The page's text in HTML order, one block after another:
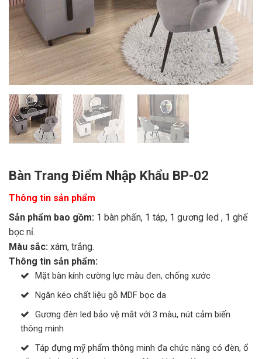
Bàn Trang Điểm Nhập Khẩu BP-02
Thông tin sản phẩm
Sản phẩm bao gồm: 1 bàn phấn, 1 táp, 1 gương led , 1 ghế
bọc nỉ.
Màu sắc: xám, trắng.
Thông tin sản phẩm:
Mặt bàn kính cường lực màu đen, chống xước
Ngăn kéo chất liệu gỗ MDF bọc da
Gương đèn led bảo vệ mắt với 3 màu, nút cảm biến
thông minh
Táp đựng mỹ phẩm thông minh đa chức năng có đèn, ổ